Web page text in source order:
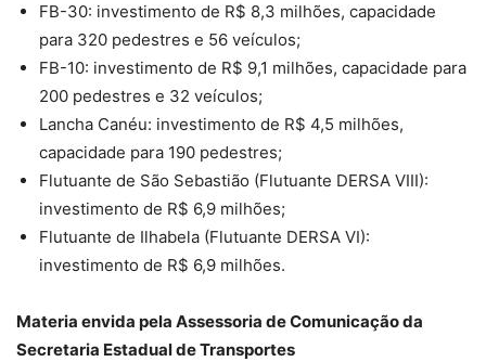
FB-30: investimento de R$ 8,3 milhões, capacidade
para 320 pedestres e 56 veículos;
FB-10: investimento de R$ 9,1 milhões, capacidade para
200 pedestres e 32 veículos;
Lancha Canéu: investimento de R$ 4,5 milhões,
capacidade para 190 pedestres;
Flutuante de São Sebastião (Flutuante DERSA VIII):
investimento de R$ 6,9 milhões;
Flutuante de Ilhabela (Flutuante DERSA VI):
investimento de R$ 6,9 milhões.
Materia envida pela Assessoria de Comunicação da
Secretaria Estadual de Transportes